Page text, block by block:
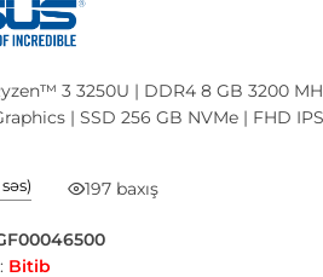
3 3250U | DDR4 8 GB 3200
| SSD 256 GB NVMe | FHD
səs) 197 baxış
Bitib